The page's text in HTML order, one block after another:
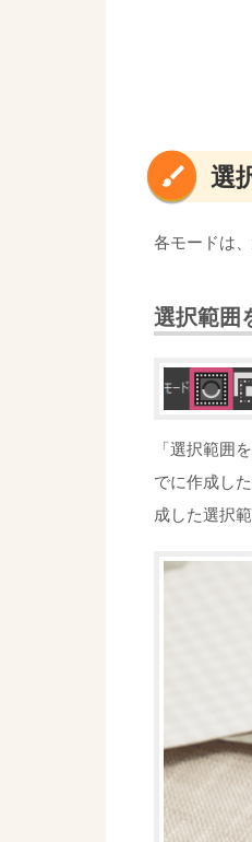
選
各モードは
選択範囲
「選択範囲
でに作成し
成した選択